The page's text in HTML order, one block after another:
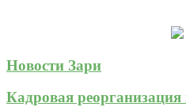
Новости Зари
Кадровая реорганизация